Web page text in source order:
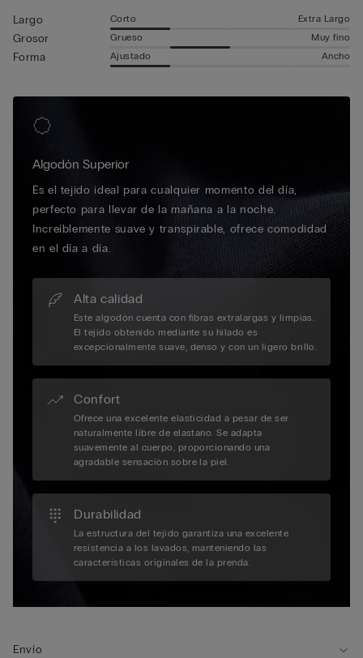
Largo Corto Extra Largo
Grosor Grueso Muy fino
Forma Ajustado Ancho
Algodón Superior
Es el tejido ideal para cualquier momento del día,
perfecto para llevar de la mañana a la noche.
Increíblemente suave y transpirable, ofrece comodidad
en el día a día.
Alta calidad
Este algodón cuenta con fibras extralargas y limpias.
El tejido obtenido mediante su hilado es
excepcionalmente suave, denso y con un ligero brillo.
Confort
Ofrece una excelente elasticidad a pesar de ser
naturalmente libre de elastano. Se adapta
suavemente al cuerpo, proporcionando una
agradable sensación sobre la piel.
Durabilidad
La estructura del tejido garantiza una excelente
resistencia a los lavados, manteniendo las
características originales de la prenda.
Envío